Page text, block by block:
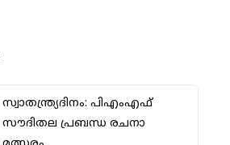
സ്വാതന്ത്ര്യദിനം: പിഎംഎഫ്
സൗദിതല പ്രബന്ധ രചനാ